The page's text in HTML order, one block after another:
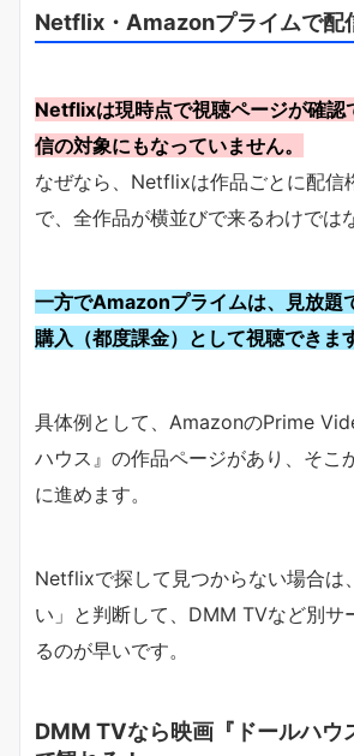
Netflix・Amazonプライムで配
Netflixは現時点で視聴ページが確認
信の対象にもなっていません。
なぜなら、Netflixは作品ごとに配信
で、全作品が横並びで来るわけでは
一方でAmazonプライムは、見放題
購入（都度課金）として視聴できます
具体例として、AmazonのPrime
ハウス』の作品ページがあり、そこ
に進めます。
Netflixで探して見つからない場合は
い」と判断して、DMM TVなど別サ
るのが早いです。
DMM TVなら映画『ドールハウ